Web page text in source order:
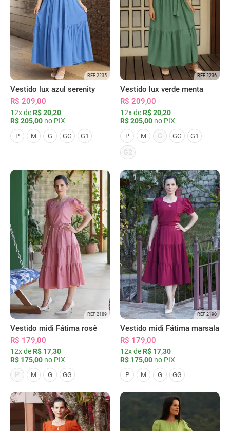
REF 2235
Vestido lux azul serenity
R$ 209,00
12x de R$ 20,20
R$ 205,00 no PIX
P M G GG G1
REF 2236
Vestido lux verde menta
R$ 209,00
12x de R$ 20,20
R$ 205,00 no PIX
P M G GG G1
G2
REF 2189
Vestido midi Fátima rosê
R$ 179,00
12x de R$ 17,30
R$ 175,00 no PIX
P
M G GG
REF 2190
Vestido midi Fátima marsala
R$ 179,00
12x de R$ 17,30
R$ 175,00 no PIX
P M G GG